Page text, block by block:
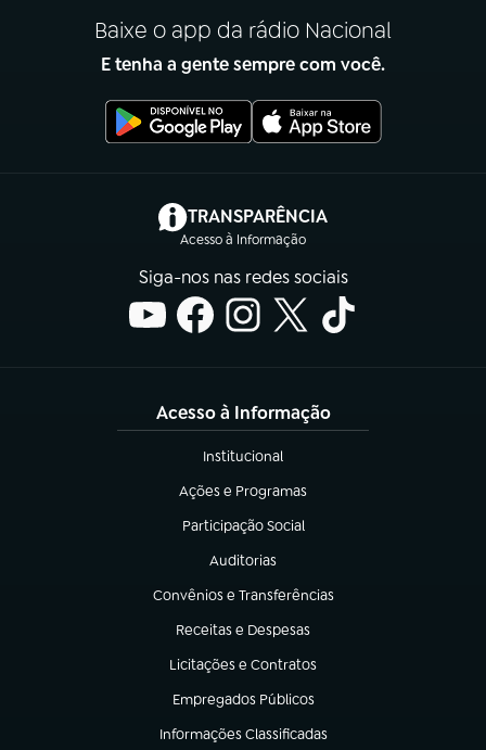
Baixe o app da rádio Nacional
E tenha a gente sempre com você.
TRANSPARÊNCIA
Acesso à Informação
(abre em nova aba)
Siga-nos nas redes sociais
Acesso à Informação
Institucional
(abre em nova aba)
Ações e Programas
(abre em nova aba)
Participação Social
(abre em nova aba)
Auditorias
(abre em nova aba)
Convênios e Transferências
(abre em nova aba)
Receitas e Despesas
(abre em nova aba)
Licitações e Contratos
(abre em nova aba)
Empregados Públicos
(abre em nova aba)
Informações Classificadas
(abre em nova aba)